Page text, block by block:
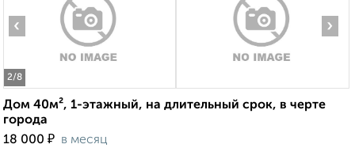
2/8
‹ ›
Дом 40м², 1-этажный, на длительный срок, в черте
города
18 000 ₽ в месяц